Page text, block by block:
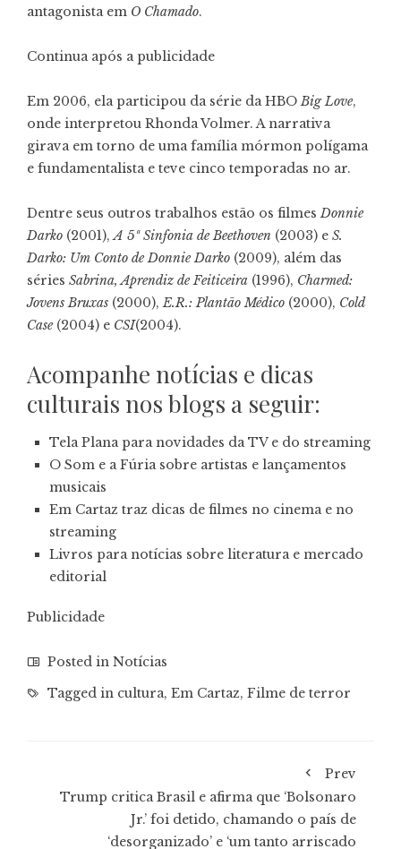
antagonista em O Chamado.
Continua após a publicidade
Em 2006, ela participou da série da HBOBig Love,
onde interpretou Rhonda Volmer. A narrativa
girava em torno de uma família mórmon polígama
e fundamentalista e teve cinco temporadas no ar.
Dentre seus outros trabalhos estão os filmesDonnie
Darko (2001),A 5ª Sinfonia de Beethoven (2003) e S.
Darko: Um Conto de Donnie Darko (2009), além das
séries Sabrina, Aprendiz de Feiticeira (1996), Charmed:
Jovens Bruxas (2000),E.R.: Plantão Médico (2000), Cold
Case(2004) e CSI(2004).
Acompanhe notícias e dicas
culturais nos blogs a seguir:
Tela Plana para novidades da TV e do streaming
O Som e a Fúria sobre artistas e lançamentos
musicais
Em Cartaz traz dicas de filmes no cinema e no
streaming
Livros para notícias sobre literatura e mercado
editorial
Publicidade
Posted in Notícias
Tagged in cultura, Em Cartaz, Filme de terror
Prev
Trump critica Brasil e afirma que ‘Bolsonaro
Jr.’ foi detido, chamando o país de
‘desorganizado’ e ‘um tanto arriscado